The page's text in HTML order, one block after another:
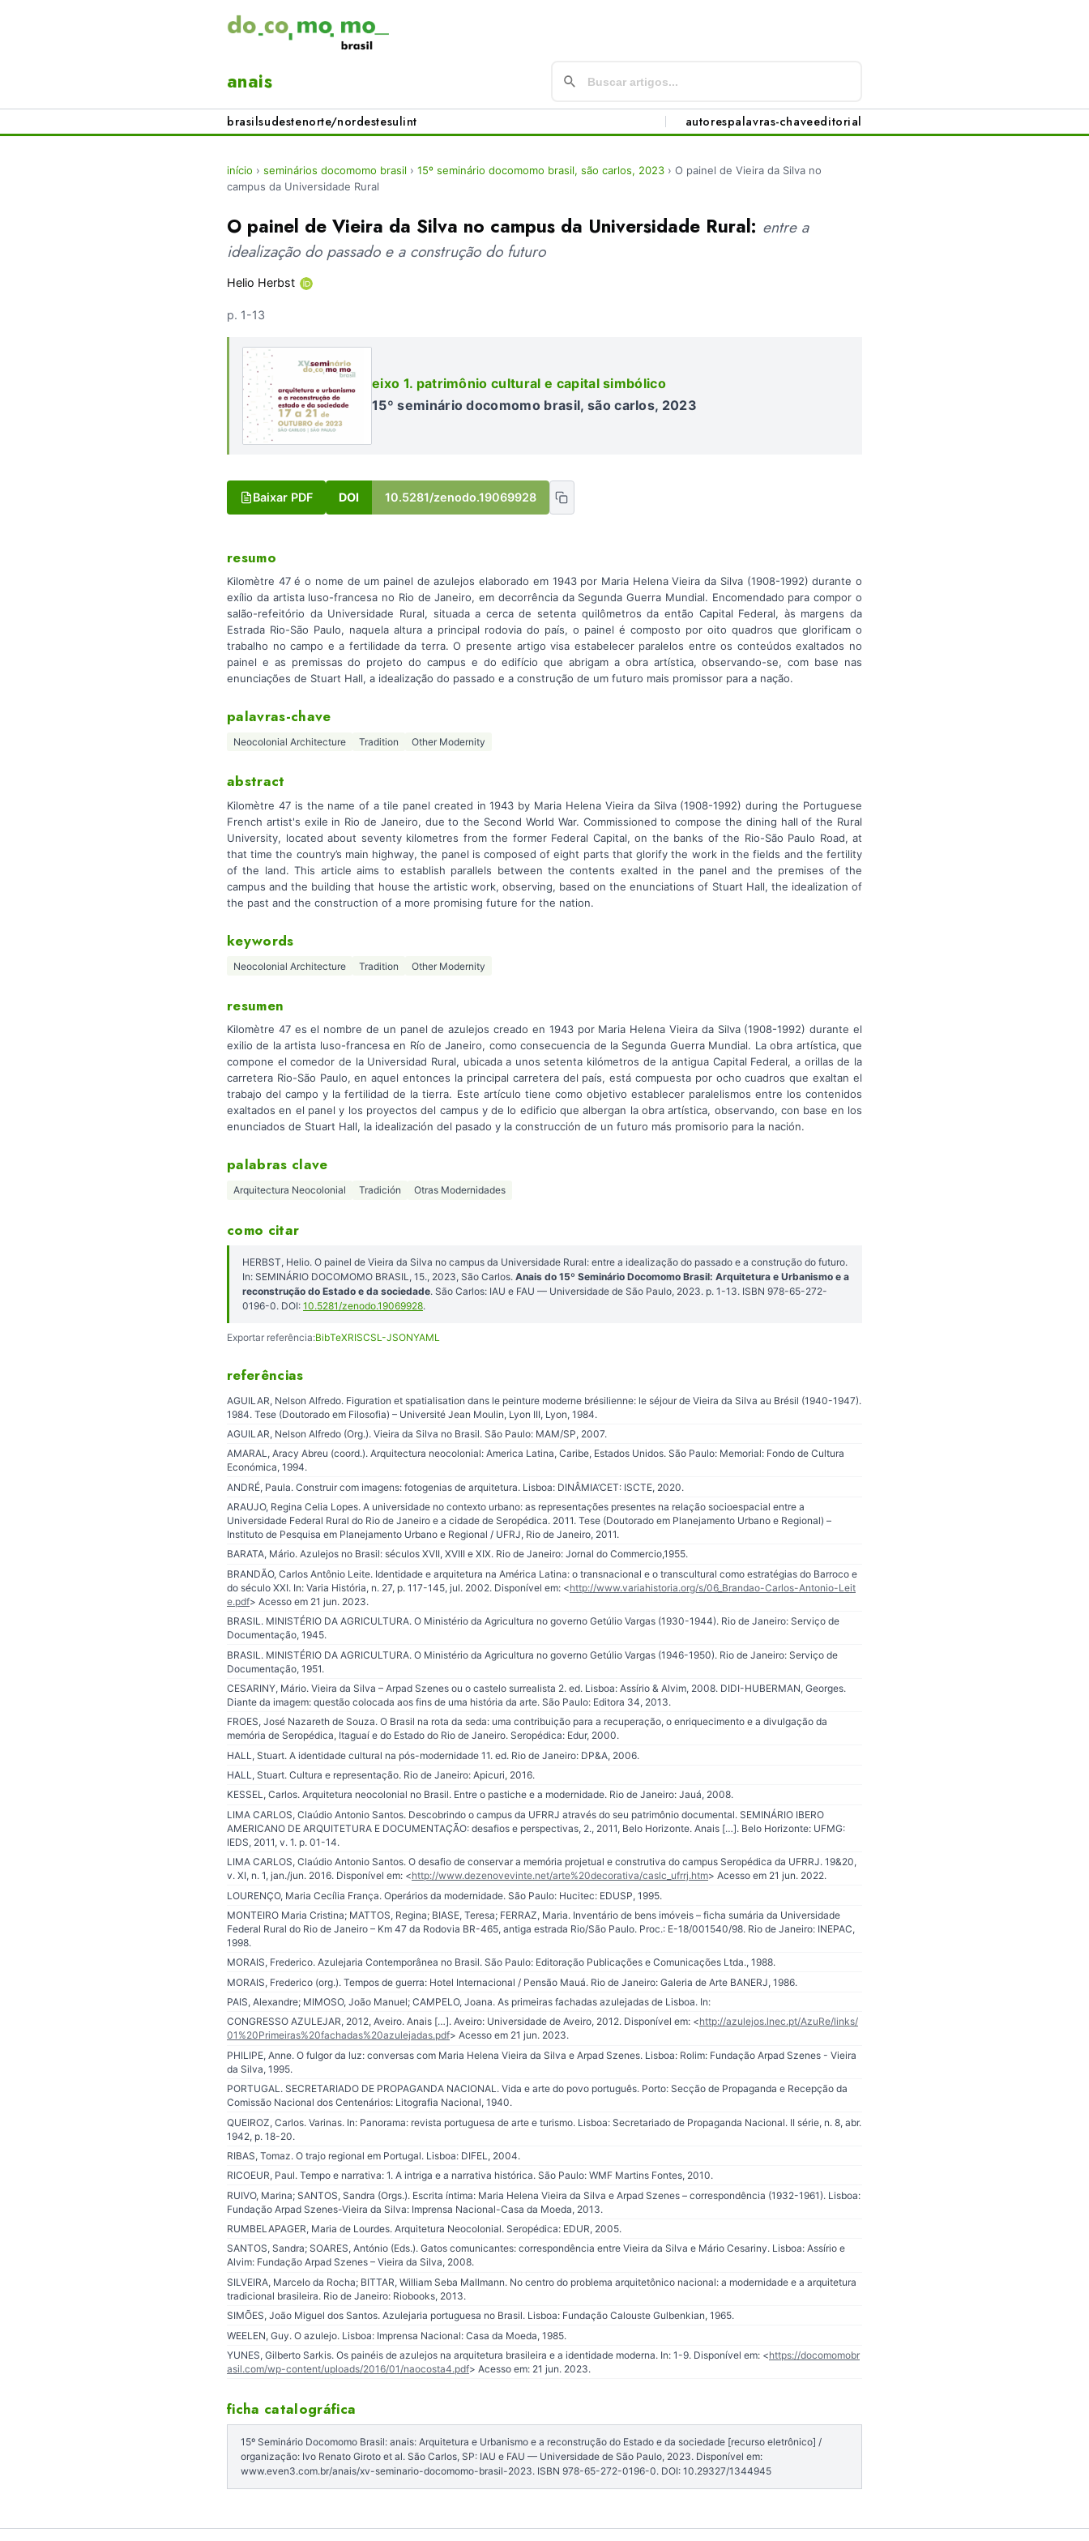
anais
brasilsudestenorte/nordestesulint autorespalavras-chaveeditorial
início › seminários docomomo brasil › 15º seminário docomomo brasil, são carlos, 2023 › O painel de Vieira da Silva no
campus da Universidade Rural
O painel de Vieira da Silva no campus da Universidade Rural: entre a
idealização do passado e a construção do futuro
Helio Herbst
p. 1-13
eixo 1. patrimônio cultural e capital simbólico
15º seminário docomomo brasil, são carlos, 2023
Baixar PDF DOI 10.5281/zenodo.19069928
resumo
Kilomètre 47 é o nome de um painel de azulejos elaborado em 1943 por Maria Helena Vieira da Silva (1908-1992) durante o
exílio da artista luso-francesa no Rio de Janeiro, em decorrência da Segunda Guerra Mundial. Encomendado para compor o
salão-refeitório da Universidade Rural, situada a cerca de setenta quilômetros da então Capital Federal, às margens da
Estrada Rio-São Paulo, naquela altura a principal rodovia do país, o painel é composto por oito quadros que glorificam o
trabalho no campo e a fertilidade da terra. O presente artigo visa estabelecer paralelos entre os conteúdos exaltados no
painel e as premissas do projeto do campus e do edifício que abrigam a obra artística, observando-se, com base nas
enunciações de Stuart Hall, a idealização do passado e a construção de um futuro mais promissor para a nação.
palavras-chave
Neocolonial Architecture Tradition Other Modernity
abstract
Kilomètre 47 is the name of a tile panel created in 1943 by Maria Helena Vieira da Silva (1908-1992) during the Portuguese
French artist's exile in Rio de Janeiro, due to the Second World War. Commissioned to compose the dining hall of the Rural
University, located about seventy kilometres from the former Federal Capital, on the banks of the Rio-São Paulo Road, at
that time the country’s main highway, the panel is composed of eight parts that glorify the work in the fields and the fertility
of the land. This article aims to establish parallels between the contents exalted in the panel and the premises of the
campus and the building that house the artistic work, observing, based on the enunciations of Stuart Hall, the idealization of
the past and the construction of a more promising future for the nation.
keywords
Neocolonial Architecture Tradition Other Modernity
resumen
Kilomètre 47 es el nombre de un panel de azulejos creado en 1943 por Maria Helena Vieira da Silva (1908-1992) durante el
exilio de la artista luso-francesa en Río de Janeiro, como consecuencia de la Segunda Guerra Mundial. La obra artística, que
compone el comedor de la Universidad Rural, ubicada a unos setenta kilómetros de la antigua Capital Federal, a orillas de la
carretera Rio-São Paulo, en aquel entonces la principal carretera del país, está compuesta por ocho cuadros que exaltan el
trabajo del campo y la fertilidad de la tierra. Este artículo tiene como objetivo establecer paralelismos entre los contenidos
exaltados en el panel y los proyectos del campus y de lo edificio que albergan la obra artística, observando, con base en los
enunciados de Stuart Hall, la idealización del pasado y la construcción de un futuro más promisorio para la nación.
palabras clave
Arquitectura Neocolonial Tradición Otras Modernidades
como citar
HERBST, Helio. O painel de Vieira da Silva no campus da Universidade Rural: entre a idealização do passado e a construção do futuro.
In: SEMINÁRIO DOCOMOMO BRASIL, 15., 2023, São Carlos. Anais do 15º Seminário Docomomo Brasil: Arquitetura e Urbanismo e a
reconstrução do Estado e da sociedade. São Carlos: IAU e FAU — Universidade de São Paulo, 2023. p. 1-13. ISBN 978-65-272-
0196-0. DOI: 10.5281/zenodo.19069928.
Exportar referência:BibTeXRISCSL-JSONYAML
referências
AGUILAR, Nelson Alfredo. Figuration et spatialisation dans le peinture moderne brésilienne: le séjour de Vieira da Silva au Brésil (1940-1947).
1984. Tese (Doutorado em Filosofia) – Université Jean Moulin, Lyon III, Lyon, 1984.
AGUILAR, Nelson Alfredo (Org.). Vieira da Silva no Brasil. São Paulo: MAM/SP, 2007.
AMARAL, Aracy Abreu (coord.). Arquitectura neocolonial: America Latina, Caribe, Estados Unidos. São Paulo: Memorial: Fondo de Cultura
Económica, 1994.
ANDRÉ, Paula. Construir com imagens: fotogenias de arquitetura. Lisboa: DINÂMIA’CET: ISCTE, 2020.
ARAUJO, Regina Celia Lopes. A universidade no contexto urbano: as representações presentes na relação socioespacial entre a
Universidade Federal Rural do Rio de Janeiro e a cidade de Seropédica. 2011. Tese (Doutorado em Planejamento Urbano e Regional) –
Instituto de Pesquisa em Planejamento Urbano e Regional / UFRJ, Rio de Janeiro, 2011.
BARATA, Mário. Azulejos no Brasil: séculos XVII, XVIII e XIX. Rio de Janeiro: Jornal do Commercio,1955.
BRANDÃO, Carlos Antônio Leite. Identidade e arquitetura na América Latina: o transnacional e o transcultural como estratégias do Barroco e
do século XXI. In: Varia História, n. 27, p. 117-145, jul. 2002. Disponível em: <http://www.variahistoria.org/s/06_Brandao-Carlos-Antonio-Leit
e.pdf> Acesso em 21 jun. 2023.
BRASIL. MINISTÉRIO DA AGRICULTURA. O Ministério da Agricultura no governo Getúlio Vargas (1930-1944). Rio de Janeiro: Serviço de
Documentação, 1945.
BRASIL. MINISTÉRIO DA AGRICULTURA. O Ministério da Agricultura no governo Getúlio Vargas (1946-1950). Rio de Janeiro: Serviço de
Documentação, 1951.
CESARINY, Mário. Vieira da Silva – Arpad Szenes ou o castelo surrealista 2. ed. Lisboa: Assírio & Alvim, 2008. DIDI-HUBERMAN, Georges.
Diante da imagem: questão colocada aos fins de uma história da arte. São Paulo: Editora 34, 2013.
FROES, José Nazareth de Souza. O Brasil na rota da seda: uma contribuição para a recuperação, o enriquecimento e a divulgação da
memória de Seropédica, Itaguaí e do Estado do Rio de Janeiro. Seropédica: Edur, 2000.
HALL, Stuart. A identidade cultural na pós-modernidade 11. ed. Rio de Janeiro: DP&A, 2006.
HALL, Stuart. Cultura e representação. Rio de Janeiro: Apicuri, 2016.
KESSEL, Carlos. Arquitetura neocolonial no Brasil. Entre o pastiche e a modernidade. Rio de Janeiro: Jauá, 2008.
LIMA CARLOS, Claúdio Antonio Santos. Descobrindo o campus da UFRRJ através do seu patrimônio documental. SEMINÁRIO IBERO
AMERICANO DE ARQUITETURA E DOCUMENTAÇÃO: desafios e perspectivas, 2., 2011, Belo Horizonte. Anais […]. Belo Horizonte: UFMG:
IEDS, 2011, v. 1. p. 01-14.
LIMA CARLOS, Claúdio Antonio Santos. O desafio de conservar a memória projetual e construtiva do campus Seropédica da UFRRJ. 19&20,
v. XI, n. 1, jan./jun. 2016. Disponível em: <http://www.dezenovevinte.net/arte%20decorativa/caslc_ufrrj.htm> Acesso em 21 jun. 2022.
LOURENÇO, Maria Cecília França. Operários da modernidade. São Paulo: Hucitec: EDUSP, 1995.
MONTEIRO Maria Cristina; MATTOS, Regina; BIASE, Teresa; FERRAZ, Maria. Inventário de bens imóveis – ficha sumária da Universidade
Federal Rural do Rio de Janeiro – Km 47 da Rodovia BR-465, antiga estrada Rio/São Paulo. Proc.: E-18/001540/98. Rio de Janeiro: INEPAC,
1998.
MORAIS, Frederico. Azulejaria Contemporânea no Brasil. São Paulo: Editoração Publicações e Comunicações Ltda., 1988.
MORAIS, Frederico (org.). Tempos de guerra: Hotel Internacional / Pensão Mauá. Rio de Janeiro: Galeria de Arte BANERJ, 1986.
PAIS, Alexandre; MIMOSO, João Manuel; CAMPELO, Joana. As primeiras fachadas azulejadas de Lisboa. In:
CONGRESSO AZULEJAR, 2012, Aveiro. Anais […]. Aveiro: Universidade de Aveiro, 2012. Disponível em: <http://azulejos.lnec.pt/AzuRe/links/
01%20Primeiras%20fachadas%20azulejadas.pdf> Acesso em 21 jun. 2023.
PHILIPE, Anne. O fulgor da luz: conversas com Maria Helena Vieira da Silva e Arpad Szenes. Lisboa: Rolim: Fundação Arpad Szenes - Vieira
da Silva, 1995.
PORTUGAL. SECRETARIADO DE PROPAGANDA NACIONAL. Vida e arte do povo português. Porto: Secção de Propaganda e Recepção da
Comissão Nacional dos Centenários: Litografia Nacional, 1940.
QUEIROZ, Carlos. Varinas. In: Panorama: revista portuguesa de arte e turismo. Lisboa: Secretariado de Propaganda Nacional. II série, n. 8, abr.
1942, p. 18-20.
RIBAS, Tomaz. O trajo regional em Portugal. Lisboa: DIFEL, 2004.
RICOEUR, Paul. Tempo e narrativa: 1. A intriga e a narrativa histórica. São Paulo: WMF Martins Fontes, 2010.
RUIVO, Marina; SANTOS, Sandra (Orgs.). Escrita íntima: Maria Helena Vieira da Silva e Arpad Szenes – correspondência (1932-1961). Lisboa:
Fundação Arpad Szenes-Vieira da Silva: Imprensa Nacional-Casa da Moeda, 2013.
RUMBELAPAGER, Maria de Lourdes. Arquitetura Neocolonial. Seropédica: EDUR, 2005.
SANTOS, Sandra; SOARES, António (Eds.). Gatos comunicantes: correspondência entre Vieira da Silva e Mário Cesariny. Lisboa: Assírio e
Alvim: Fundação Arpad Szenes – Vieira da Silva, 2008.
SILVEIRA, Marcelo da Rocha; BITTAR, William Seba Mallmann. No centro do problema arquitetônico nacional: a modernidade e a arquitetura
tradicional brasileira. Rio de Janeiro: Riobooks, 2013.
SIMÕES, João Miguel dos Santos. Azulejaria portuguesa no Brasil. Lisboa: Fundação Calouste Gulbenkian, 1965.
WEELEN, Guy. O azulejo. Lisboa: Imprensa Nacional: Casa da Moeda, 1985.
YUNES, Gilberto Sarkis. Os painéis de azulejos na arquitetura brasileira e a identidade moderna. In: 1-9. Disponível em: <https://docomomobr
asil.com/wp-content/uploads/2016/01/naocosta4.pdf> Acesso em: 21 jun. 2023.
ficha catalográfica
15º Seminário Docomomo Brasil: anais: Arquitetura e Urbanismo e a reconstrução do Estado e da sociedade [recurso eletrônico] /
organização: Ivo Renato Giroto et al. São Carlos, SP: IAU e FAU — Universidade de São Paulo, 2023. Disponível em:
www.even3.com.br/anais/xv-seminario-docomomo-brasil-2023. ISBN 978-65-272-0196-0. DOI: 10.29327/1344945